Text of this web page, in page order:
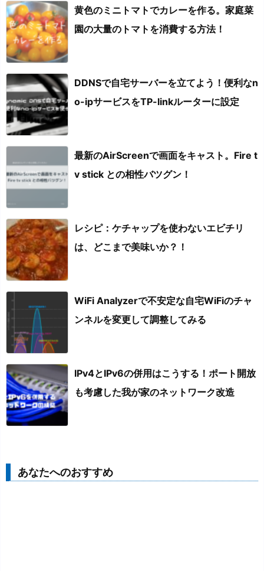
黄色のミニトマトでカレーを作る。家庭菜
園の大量のトマトを消費する方法！
DDNSで自宅サーバーを立てよう！便利なn
o-ipサービスをTP-linkルーターに設定
最新のAirScreenで画面をキャスト。Fire t
v stick との相性バツグン！
レシピ：ケチャップを使わないエビチリ
は、どこまで美味いか？！
WiFi Analyzerで不安定な自宅WiFiのチャ
ンネルを変更して調整してみる
IPv4とIPv6の併用はこうする！ポート開放
も考慮した我が家のネットワーク改造
あなたへのおすすめ